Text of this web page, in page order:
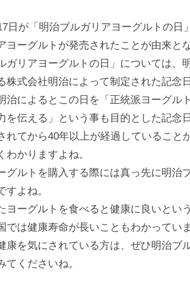
日が「明治ブルガリアヨーグルトの日
ヨーグルトが発売されたことが由来と
ガリアヨーグルトの日」については
株式会社明治によって制定された記念
治によるとこの日を「正統派ヨーグル
を伝える」という事も目的とした記念
れてから40年以上が経過していること
わかりますよね。
グルトを購入する際には真っ先に明治
すよね。
ヨーグルトを食べると健康に良いとい
では健康寿命が長いこともわかっていま
康を気にされている方は、ぜひ明治ブ
てくださいね。